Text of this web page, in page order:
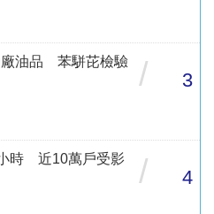
廠油品 苯駢芘檢驗
/ 3
時 近10萬戶受影
/ 4